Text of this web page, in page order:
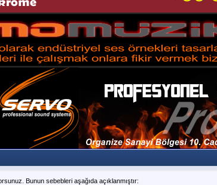
Bunun sebebleri aşağıda açıklanmıştır: